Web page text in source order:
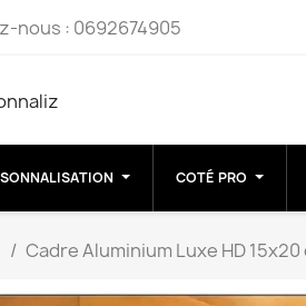
nous : 0692674905
COTÉ PRO
Cadre Aluminium Luxe HD 15x20